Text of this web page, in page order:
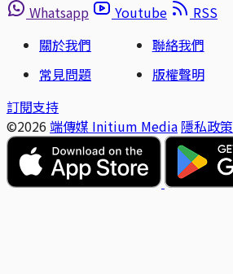
Whatsapp
Youtube
RSS
關於我們
聯絡我們
常見問題
版權聲明
訂閱支持
©2026 端傳媒 Initium Media 隱私政策